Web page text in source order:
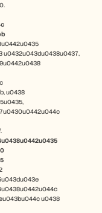
u0432u043du0438u0437,
u0438
u0438